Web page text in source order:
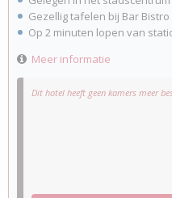
Dit hotel heeft geen kamers meer
Gezellig tafelen bij Bar
Op 2 minuten lopen van
Meer informatie